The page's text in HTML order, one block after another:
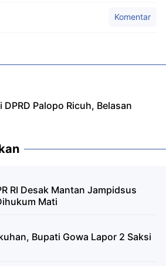
Komentar
Palopo Ricuh, Belasan
RI Desak Mantan Jampidsus
Mati
Bupati Gowa Lapor 2 Saksi